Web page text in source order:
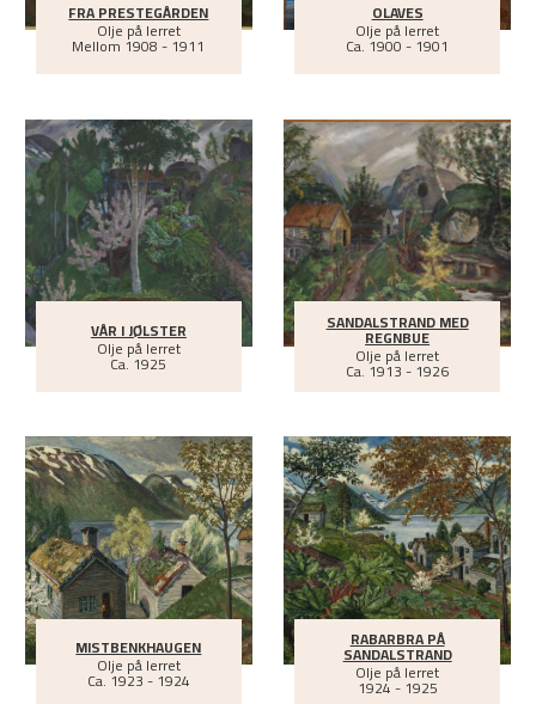
FRA PRESTEGÅRDEN
Olje på lerret
Mellom 1908 - 1911
OLAVES
Olje på lerret
Ca.1900 - 1901
VÅR I JØLSTER
Olje på lerret
Ca.1925
SANDALSTRAND MED
REGNBUE
Olje på lerret
Ca.1913 - 1926
MISTBENKHAUGEN
Olje på lerret
Ca.1923 - 1924
RABARBRA PÅ
SANDALSTRAND
Olje på lerret
1924 - 1925